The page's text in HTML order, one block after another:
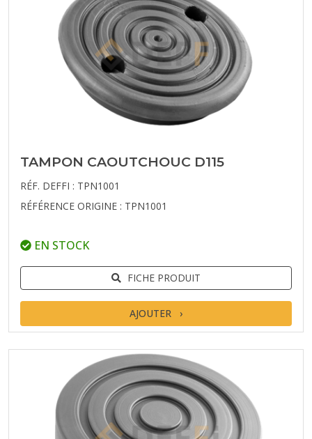
TAMPON CAOUTCHOUC D115
RÉF. DEFFI : TPN1001
RÉFÉRENCE ORIGINE : TPN1001
EN STOCK
FICHE PRODUIT
AJOUTER